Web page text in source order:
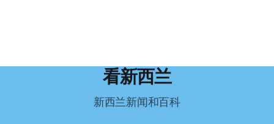
所需的英语门槛。 De Guzman选择了另一项考试——
Pearson Test of English，最终成绩是45分，而申请要求是58
纽币，员工索赔金额仍在核算中。 整体债务规模，已经逼近
这导致公司财务记录尚未完全掌握，资产处置是否合理仍待核
看新西兰
新西兰新闻和百科